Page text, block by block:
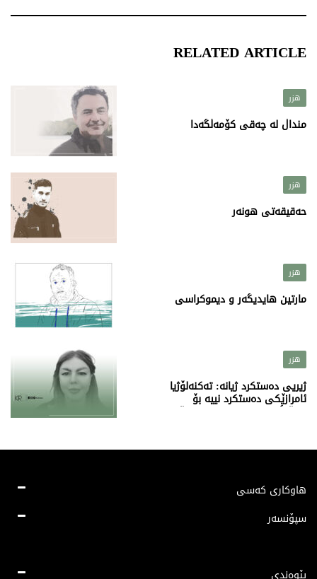
RELATED ARTICLE
هزر
منداڵ لە چەقی کۆمەڵگەدا
هزر
حەقیقەتی هونەر
هزر
مارتین هایدیگەر و دیموکراسی
هزر
ژیریی دەستکرد ژیانە: تەکنەلۆژیا
ئامرازێکی دەستکرد نییە بۆ
شوێنگرتنەوەی ژیان – هەر خۆی ژیانە
هاوکاری کەسی
سپۆنسەر
پێوەندی